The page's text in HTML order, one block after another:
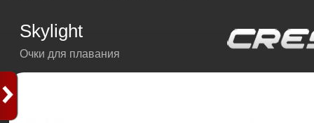
Skylight
Очки для плавания